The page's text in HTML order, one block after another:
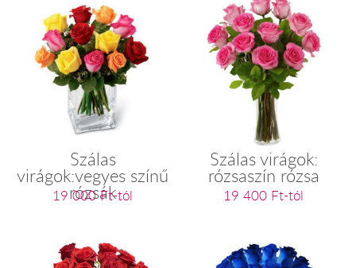
Szálas
virágok:vegyes színű
rózsák
19 000 Ft-tól
Szálas virágok:
rózsaszín rózsa
19 400 Ft-tól